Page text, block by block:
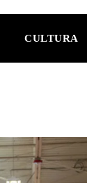
CULTURA